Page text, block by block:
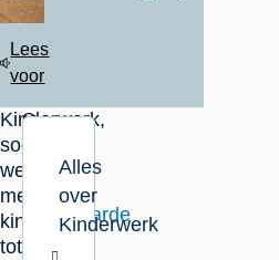
Lees
voor
Kinderwerk,
sociaal
werk
met
kinderen
tot
Op
pagina
Waarde
Alles
over
Kinderwerk